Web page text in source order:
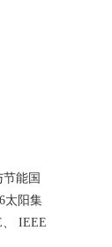
能国
太阳集
IEEE